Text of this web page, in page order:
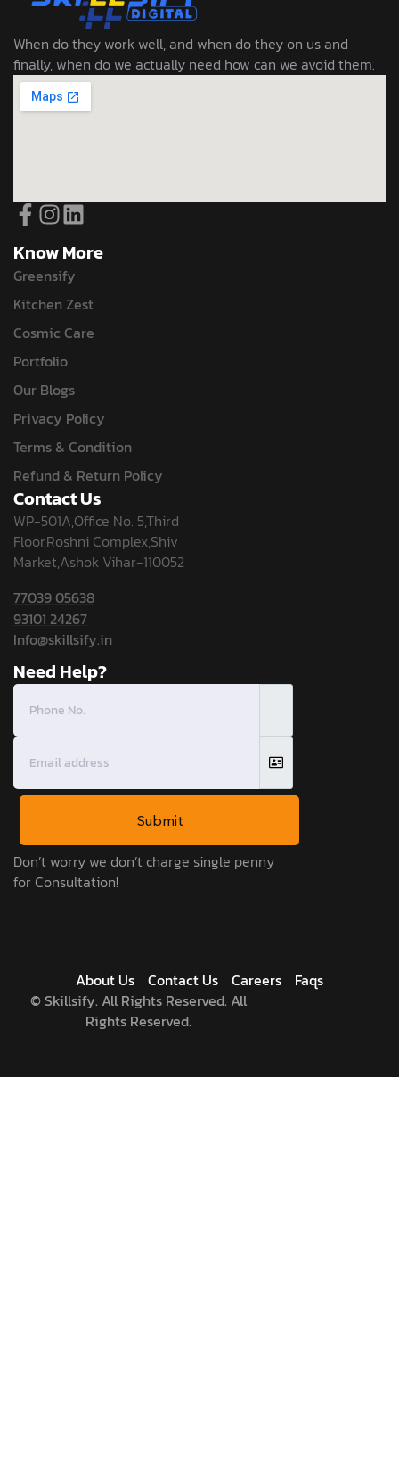
When do they work well, and when do they on us and
finally, when do we actually need how can we avoid them.
Know More
Greensify
Kitchen Zest
Cosmic Care
Portfolio
Our Blogs
Privacy Policy
Terms & Condition
Refund & Return Policy
Contact Us
WP-501A,Office No. 5,Third
Floor,Roshni Complex,Shiv
Market,Ashok Vihar-110052
77039 05638
93101 24267
Info@skillsify.in
Need Help?
Submit
Don’t worry we don’t charge single penny
for Consultation!
©Skillsify. All Rights Reserved. All
Rights Reserved.
About Us Contact Us Careers Faqs